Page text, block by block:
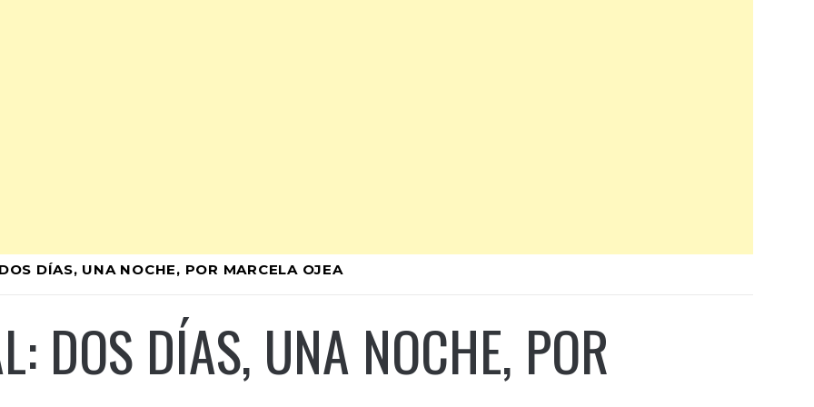
DÍAS, UNA NOCHE, POR MARCELA OJEA
DOS DÍAS, UNA NOCHE, POR